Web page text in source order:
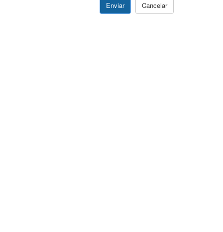
Enviar Cancelar